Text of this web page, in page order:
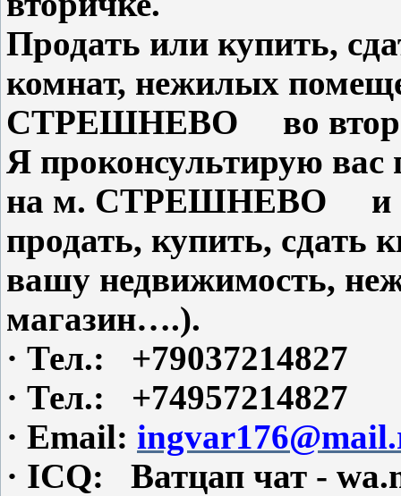
Продать или купить,
комнат, нежилых
СТРЕШНЕВО во
Я проконсультирую
на м. СТРЕШНЕВО и
продать, купить, сдать
вашу недвижимость,
магазин….).
· Тел.: +79037214827
· Тел.: +74957214827
· Email:
· ICQ: Ватцап чат -